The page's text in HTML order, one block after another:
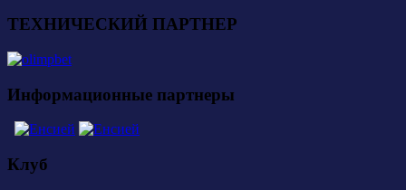
ТЕХНИЧЕСКИЙ ПАРТНЕР
Информационные партнеры
Клуб